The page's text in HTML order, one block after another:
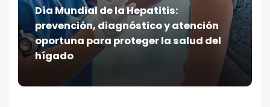
Día Mundial de la Hepatitis:
prevención, diagnóstico y atención
oportuna para proteger la salud del
hígado